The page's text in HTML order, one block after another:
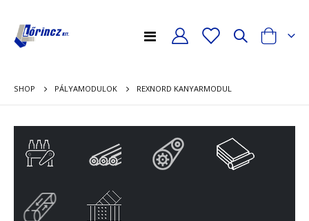
Toggle
Cart
SHOP PÁLYAMODULOK REXNORD KANYARMODUL